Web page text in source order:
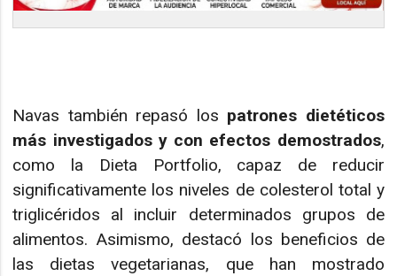
Navas también repasó los patrones dietéticos
más investigados y con efectos demostrados,
como la Dieta Portfolio, capaz de reducir
significativamente los niveles de colesterol total y
triglicéridos al incluir determinados grupos de
alimentos. Asimismo, destacó los beneficios de
las dietas vegetarianas, que han mostrado